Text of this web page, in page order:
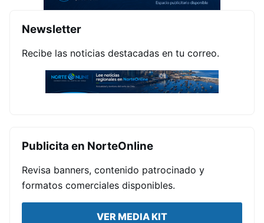
Newsletter
Recibe las noticias destacadas en tu correo.
Publicita en NorteOnline
Revisa banners, contenido patrocinado y
formatos comerciales disponibles.
VER MEDIA KIT